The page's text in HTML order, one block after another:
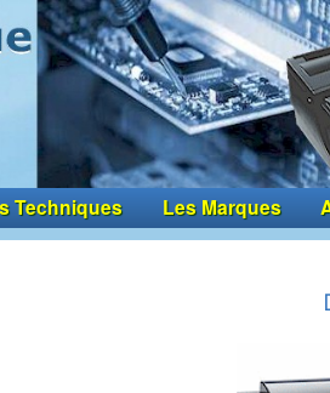
Techniques Les Marques